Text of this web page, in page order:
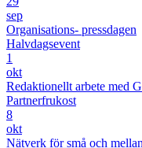
sep
Organisations- pressdagen
Halvdagsevent
1
okt
Redaktionellt arbete med
Partnerfrukost
8
okt
Nätverk för små och